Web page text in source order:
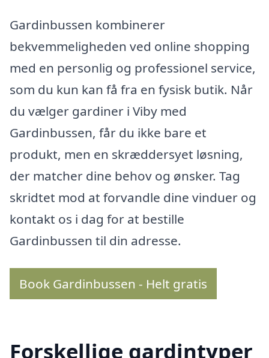
Gardinbussen kombinerer
bekvemmeligheden ved online shopping
med en personlig og professionel service,
som du kun kan få fra en fysisk butik. Når
du vælger gardiner i Viby med
Gardinbussen, får du ikke bare et
produkt, men en skræddersyet løsning,
der matcher dine behov og ønsker. Tag
skridtet mod at forvandle dine vinduer og
kontakt os i dag for at bestille
Gardinbussen til din adresse.
Book Gardinbussen - Helt gratis
Forskellige gardintyper